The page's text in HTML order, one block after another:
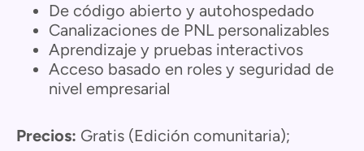
De código abierto y autohospedado
Canalizaciones de PNL personalizables
Aprendizaje y pruebas interactivos
Acceso basado en roles y seguridad de
nivel empresarial
Precios: Gratis (Edición comunitaria);